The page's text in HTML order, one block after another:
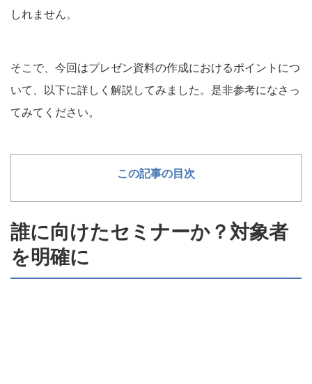
しれません。
そこで、今回はプレゼン資料の作成におけるポイントにつ
いて、以下に詳しく解説してみました。是非参考になさっ
てみてください。
この記事の目次
誰に向けたセミナーか？対象者
を明確に